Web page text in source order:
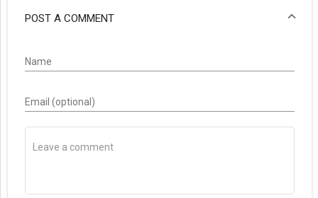
POST A COMMENT
Name
Email (optional)